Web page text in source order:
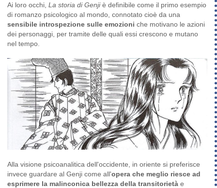
Ai loro occhi, La storia di Genjiè definibile come il primo esempio
di romanzo psicologico al mondo, connotato cioè da una
sensibile introspezione sulle emozioni che motivano le azioni
dei personaggi, per tramite delle quali essi crescono e mutano
nel tempo.
Alla visione psicoanalitica dell'occidente, in oriente si preferisce
invece guardare al Genji come all'opera che meglio riesce ad
esprimere la malinconica bellezza della transitorietà e